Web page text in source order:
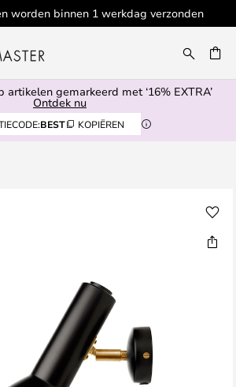
worden binnen 1 werkdag verzonden
artikelen gemarkeerd met ‘16% EXTRA’
Ontdek nu
BEST KOPIËREN